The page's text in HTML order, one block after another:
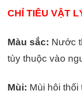
CHỈ TIÊU VẬT
Màu sắc: Nước
tùy thuộc vào
Mùi: Mùi hôi